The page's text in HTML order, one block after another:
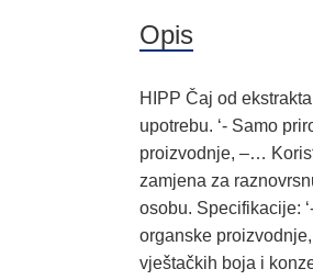
Opis
HIPP Čaj od
upotrebu. ‘- Samo
proizvodnje, –…
zamjena za
osobu. Specifikacije:
organske
vještačkih boja i